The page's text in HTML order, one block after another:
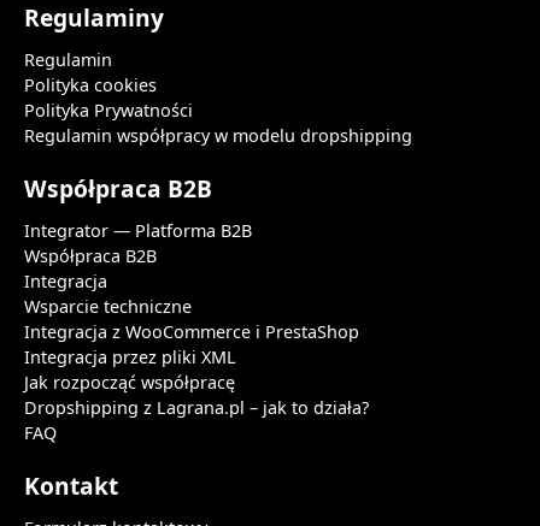
Regulaminy
Regulamin
Polityka cookies
Polityka Prywatności
Regulamin współpracy w modelu dropshipping
Współpraca B2B
Integrator — Platforma B2B
Współpraca B2B
Integracja
Wsparcie techniczne
Integracja z WooCommerce i PrestaShop
Integracja przez pliki XML
Jak rozpocząć współpracę
Dropshipping z Lagrana.pl – jak to działa?
FAQ
Kontakt